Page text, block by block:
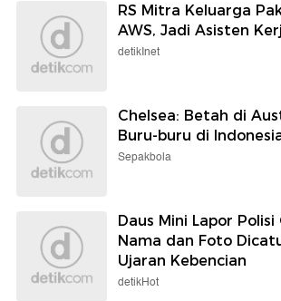
RS Mitra Keluarga
AWS, Jadi Asisten
detikInet
Chelsea: Betah di
Buru-buru di
Sepakbola
Daus Mini Lapor Polisi
Nama dan Foto
Ujaran Kebencian
detikHot